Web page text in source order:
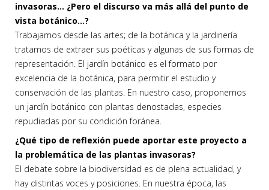
invasoras… ¿Pero el discurso va más allá del punto de
vista botánico…?
Trabajamos desde las artes; de la botánica y la jardinería
tratamos de extraer sus poéticas y algunas de sus formas de
representación. El jardín botánico es el formato por
excelencia de la botánica, para permitir el estudio y
conservación de las plantas. En nuestro caso, proponemos
un jardín botánico con plantas denostadas, especies
repudiadas por su condición foránea.
¿Qué tipo de reflexión puede aportar este proyecto a
la problemática de las plantas invasoras?
El debate sobre la biodiversidad es de plena actualidad, y
hay distintas voces y posiciones. En nuestra época, las